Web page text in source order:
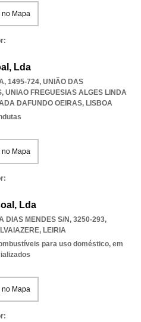
no Mapa
Lda
1495-724, UNIÃO DAS
, UNIAO FREGUESIAS ALGES LINDA
DAFUNDO OEIRAS, LISBOA
no Mapa
Lda
DIAS MENDES S/N, 3250-293,
, LEIRIA
para uso doméstico, em
no Mapa